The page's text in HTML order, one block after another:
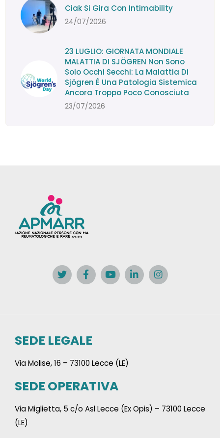
Ciak Si Gira Con Intimability
24/07/2026
23 LUGLIO: GIORNATA MONDIALE
MALATTIA DI SJÖGREN Non Sono
Solo Occhi Secchi: La Malattia Di
Sjögren È Una Patologia Sistemica
Ancora Troppo Poco Conosciuta
23/07/2026
SEDE LEGALE
Via Molise, 16 – 73100 Lecce (LE)
SEDE OPERATIVA
Via Miglietta, 5 c/o Asl Lecce (Ex Opis) – 73100 Lecce
(LE)